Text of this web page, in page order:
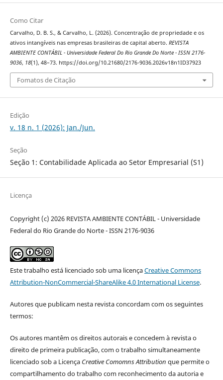
Como Citar
Carvalho, D. B. S., & Carvalho, L. (2026). Concentração de propriedade e os
ativos intangíveis nas empresas brasileiras de capital aberto. REVISTA
AMBIENTE CONTÁBIL - Universidade Federal Do Rio Grande Do Norte - ISSN 2176-
9036, 18(1), 48–73. https://doi.org/10.21680/2176-9036.2026v18n1ID37923
Fomatos de Citação
Edição
v. 18 n. 1 (2026): Jan./Jun.
Seção
Seção 1: Contabilidade Aplicada ao Setor Empresarial (S1)
Licença
Copyright (c) 2026 REVISTA AMBIENTE CONTÁBIL - Universidade
Federal do Rio Grande do Norte - ISSN 2176-9036
Este trabalho está licenciado sob uma licençaCreative Commons
Attribution-NonCommercial-ShareAlike 4.0 International License.
Autores que publicam nesta revista concordam com os seguintes
termos:
Os autores mantêm os direitos autorais e concedem à revista o
direito de primeira publicação, com o trabalho simultaneamente
licenciado sob a Licença Creative Comomns Attribution que permite o
compartilhamento do trabalho com reconhecimento da autoria e